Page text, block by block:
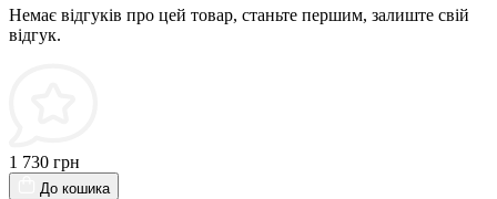
Немає відгуків про цей товар, станьте першим, залиште свій
відгук.
1 730 грн
До кошика